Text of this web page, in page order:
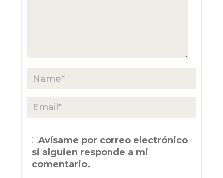
Avísame por correo electrónico
si alguien responde a mi
comentario.